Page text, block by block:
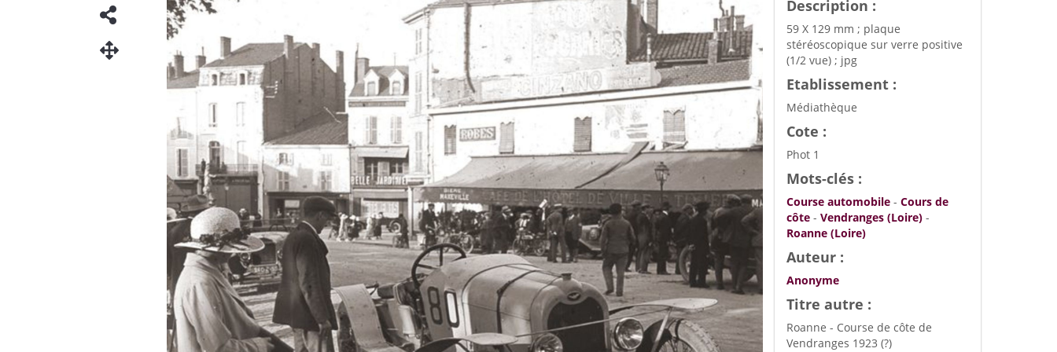
Description :
59 X 129 mm ; plaque
stéréoscopique sur verre positive
(1/2 vue) ; jpg
Etablissement :
Médiathèque
Cote :
Phot 1
Mots-clés :
Course automobile- Cours de
côte- Vendranges (Loire)-
Roanne (Loire)
Auteur :
Anonyme
Titre autre :
Roanne - Course de côte de
Vendranges 1923 (?)